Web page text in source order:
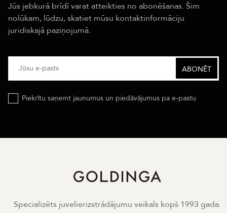
Jūs jebkurā brīdī varat atteikties no abonēšanas. Šim
nolūkam, lūdzu, skatiet mūsu kontaktinformāciju
juridiskajā paziņojumā.
Piekrītu saņemt jaunumus un piedāvājumus pa e-pastu
Specializēts juvelierizstrādājumu veikals kopš 1993 gada.